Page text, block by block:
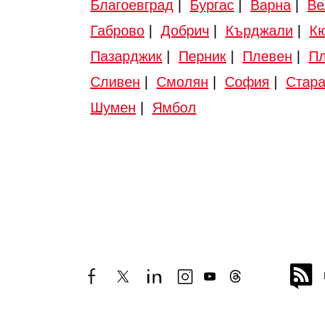
Благоевград Бургас Варна
Габрово
Добрич Кърджали
Пазарджик
Перник Плевен
Сливен
Смолян София
Шумен
Ямбол
facebooktwitterlinkedininstagram
youtubethreads